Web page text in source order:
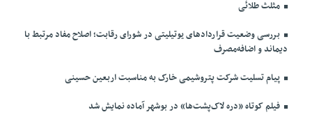
مثلث طلائی
بررسی وضعیت قراردادهای یوتیلیتی در شورای رقابت؛ اصلاح مفاد مرتبط با
دیماند و اضافه‌مصرف
پیام تسلیت شرکت پتروشیمی خارک به مناسبت اربعین حسینی
فیلم کوتاه «دره لاک‌پشت‌ها» در بوشهر آماده نمایش شد